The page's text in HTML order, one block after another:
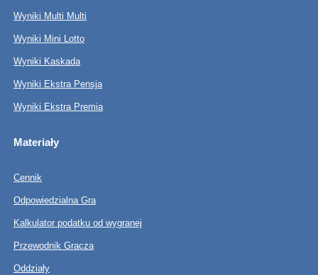
Wyniki Multi Multi
Wyniki Mini Lotto
Wyniki Kaskada
Wyniki Ekstra Pensja
Wyniki Ekstra Premia
Materiały
Cennik
Odpowiedzialna Gra
Kalkulator podatku od wygranej
Przewodnik Gracza
Oddziały